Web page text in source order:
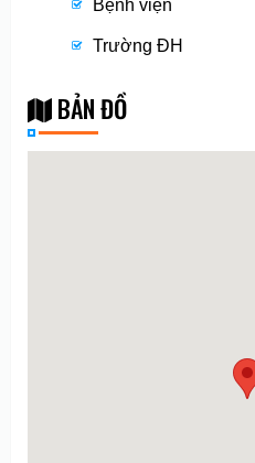
Bệnh viện
Trường ĐH
BẢN ĐỒ